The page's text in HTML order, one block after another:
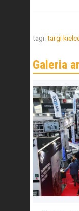
tagi: targi